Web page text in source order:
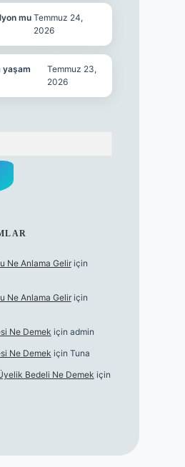
mu Temmuz 24,
2026
yaşam
Temmuz 23,
2026
Ne Anlama Geliriçin
Ne Anlama Geliriçin
Ne Demek için admin
Ne Demek için Tuna
Bedeli Ne Demek için